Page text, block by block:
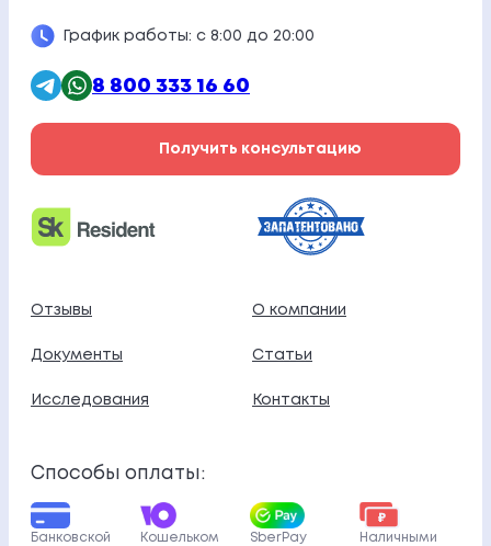
График работы: с 8:00 до 20:00
8 800 333 16 60
Получить консультацию
Отзывы О компании
Документы Статьи
Исследования Контакты
Способы оплаты:
Банковской Кошельком SberPay Наличными